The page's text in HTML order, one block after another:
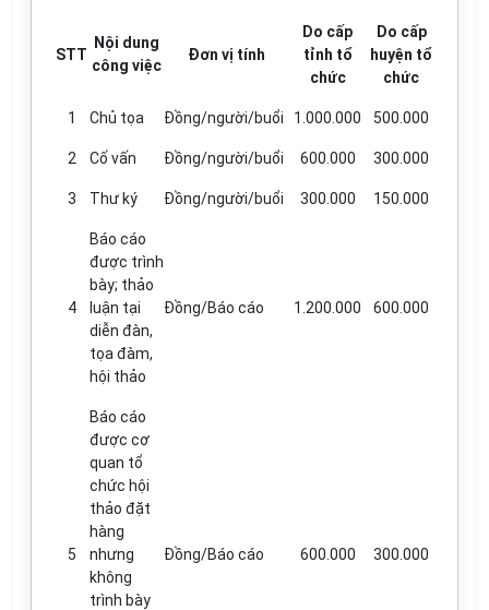
STT
Nội dung
công việc
Đơn vị tính
Do cấp
tỉnh tổ
chức
Do cấp
huyện tổ
chức
1 Chủ tọa Đồng/người/buổi 1.000.000 500.000
2 Cố vấn Đồng/người/buổi 600.000 300.000
3 Thư ký Đồng/người/buổi 300.000 150.000
4
Báo cáo
được trình
bày; thảo
luận tại
diễn đàn,
tọa đàm,
hội thảo
Đồng/Báo cáo 1.200.000 600.000
5
Báo cáo
được cơ
quan tổ
chức hội
thảo đặt
hàng
nhưng
không
trình bày
Đồng/Báo cáo 600.000 300.000